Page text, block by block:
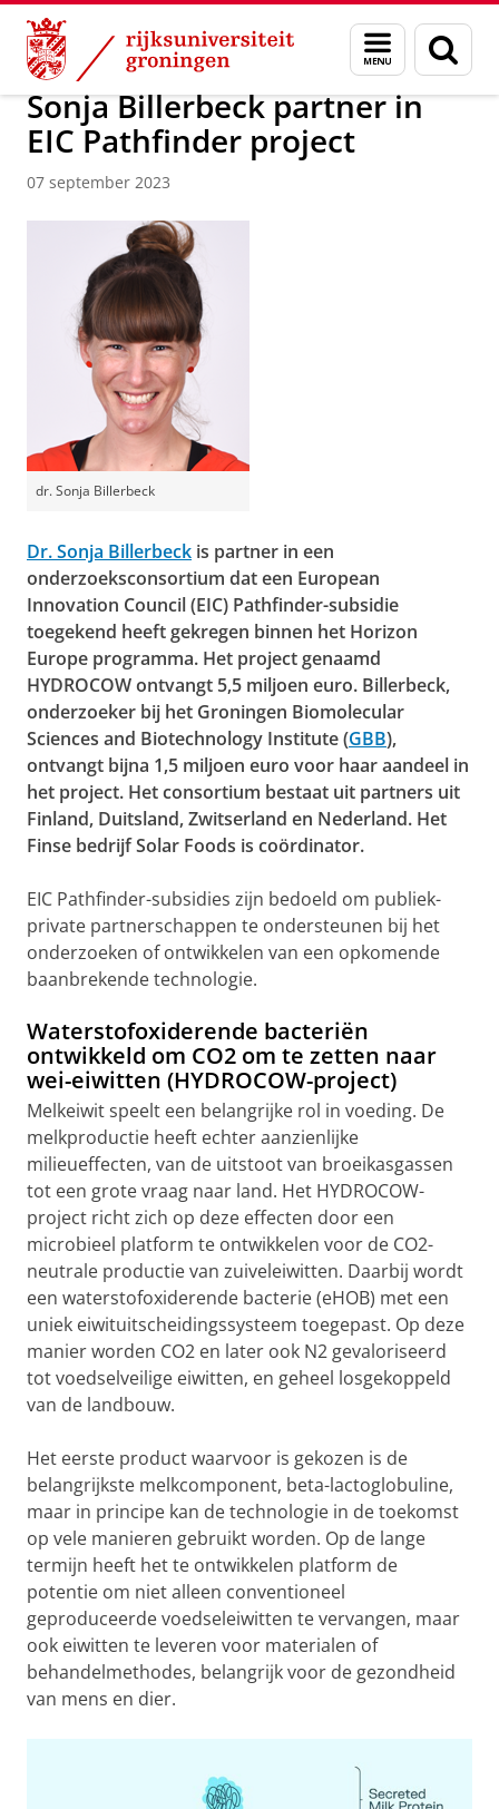
Skip
Content
Skip
Navigation
Menu
en
zoeken
Over ons Actueel Nieuws Nieuwsberichten
Sonja Billerbeck partner in
EIC Pathfinder project
07 september 2023
dr. Sonja Billerbeck
Dr. Sonja Billerbeck is partner in een
onderzoeksconsortium dat een European
Innovation Council (EIC) Pathfinder-subsidie
toegekend heeft gekregen binnen het Horizon
Europe programma. Het project genaamd
HYDROCOW ontvangt 5,5 miljoen euro. Billerbeck,
onderzoeker bij het Groningen Biomolecular
Sciences and Biotechnology Institute (GBB),
ontvangt bijna 1,5 miljoen euro voor haar aandeel in
het project. Het consortium bestaat uit partners uit
Finland, Duitsland, Zwitserland en Nederland. Het
Finse bedrijf Solar Foods is coördinator.
EIC Pathfinder-subsidies zijn bedoeld om publiek-
private partnerschappen te ondersteunen bij het
onderzoeken of ontwikkelen van een opkomende
baanbrekende technologie.
Waterstofoxiderende bacteriën
ontwikkeld om CO2 om te zetten naar
wei-eiwitten (HYDROCOW-project)
Melkeiwit speelt een belangrijke rol in voeding. De
melkproductie heeft echter aanzienlijke
milieueffecten, van de uitstoot van broeikasgassen
tot een grote vraag naar land. Het HYDROCOW-
project richt zich op deze effecten door een
microbieel platform te ontwikkelen voor de CO2-
neutrale productie van zuiveleiwitten. Daarbij wordt
een waterstofoxiderende bacterie (eHOB) met een
uniek eiwituitscheidingssysteem toegepast. Op deze
manier worden CO2 en later ook N2 gevaloriseerd
tot voedselveilige eiwitten, en geheel losgekoppeld
van de landbouw.
Het eerste product waarvoor is gekozen is de
belangrijkste melkcomponent, beta-lactoglobuline,
maar in principe kan de technologie in de toekomst
op vele manieren gebruikt worden. Op de lange
termijn heeft het te ontwikkelen platform de
potentie om niet alleen conventioneel
geproduceerde voedseleiwitten te vervangen, maar
ook eiwitten te leveren voor materialen of
behandelmethodes, belangrijk voor de gezondheid
van mens en dier.